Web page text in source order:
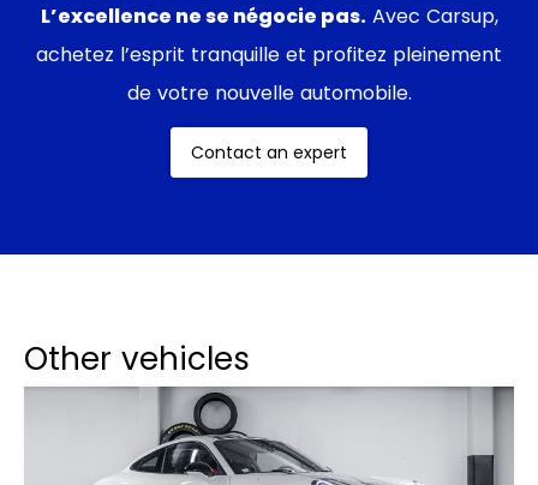
L’excellence ne se négocie pas.Avec Carsup,
achetez l’esprit tranquille et profitez pleinement
de votre nouvelle automobile.
Contact an expert
Other vehicles